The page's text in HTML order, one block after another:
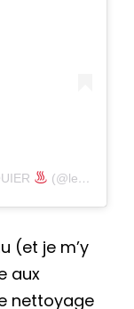
(@lemarquier)
(et je m’y
aux
nettoyage